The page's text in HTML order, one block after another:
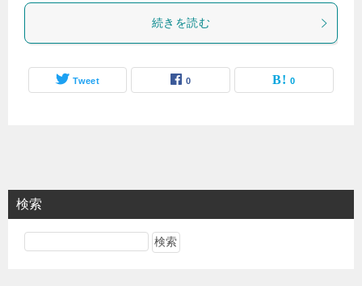
続きを読む
Tweet 0 0
検索